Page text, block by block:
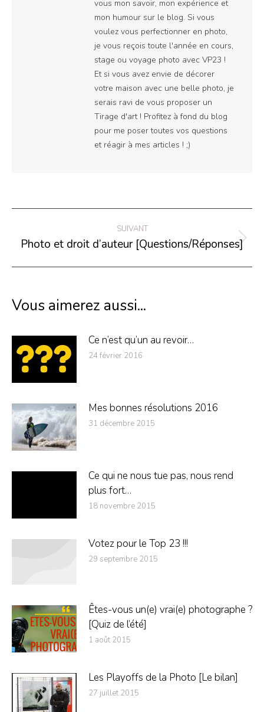
vous mon savoir, mon expérience et
mon humour sur le blog. Si vous
voulez vous perfectionner en photo,
je vous reçois toute l'année en cours,
stage ou voyage photo avec VP23 !
Et si vous avez envie de décorer
votre maison avec une belle photo, je
serais ravi de vous proposer un
Tirage d'art ! Profitez à fond du blog
pour me poser toutes vos questions
et réagir à mes articles ! ;)
article
SUIVANT
Article
Photo et droit d’auteur [Questions/Réponses]
Vous aimerez aussi...
Ce n’est qu’un au revoir…
24 février 2016
Mes bonnes résolutions 2016
31 décembre 2015
Ce qui ne nous tue pas, nous rend
plus fort…
18 novembre 2015
Votez pour le Top 23 !!!
29 septembre 2015
Êtes-vous un(e) vrai(e) photographe ?
[Quiz de l’été]
1 août 2015
Les Playoffs de la Photo [Le bilan]
27 juillet 2015